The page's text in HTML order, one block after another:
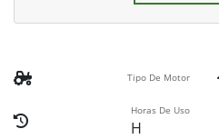
Tipo De Motor
Horas De Uso
H